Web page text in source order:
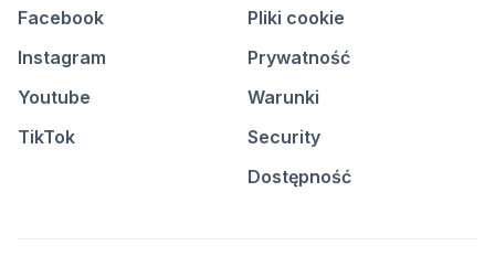
Facebook
Instagram
Youtube
TikTok
Pliki cookie
Prywatność
Warunki
Security
Dostępność